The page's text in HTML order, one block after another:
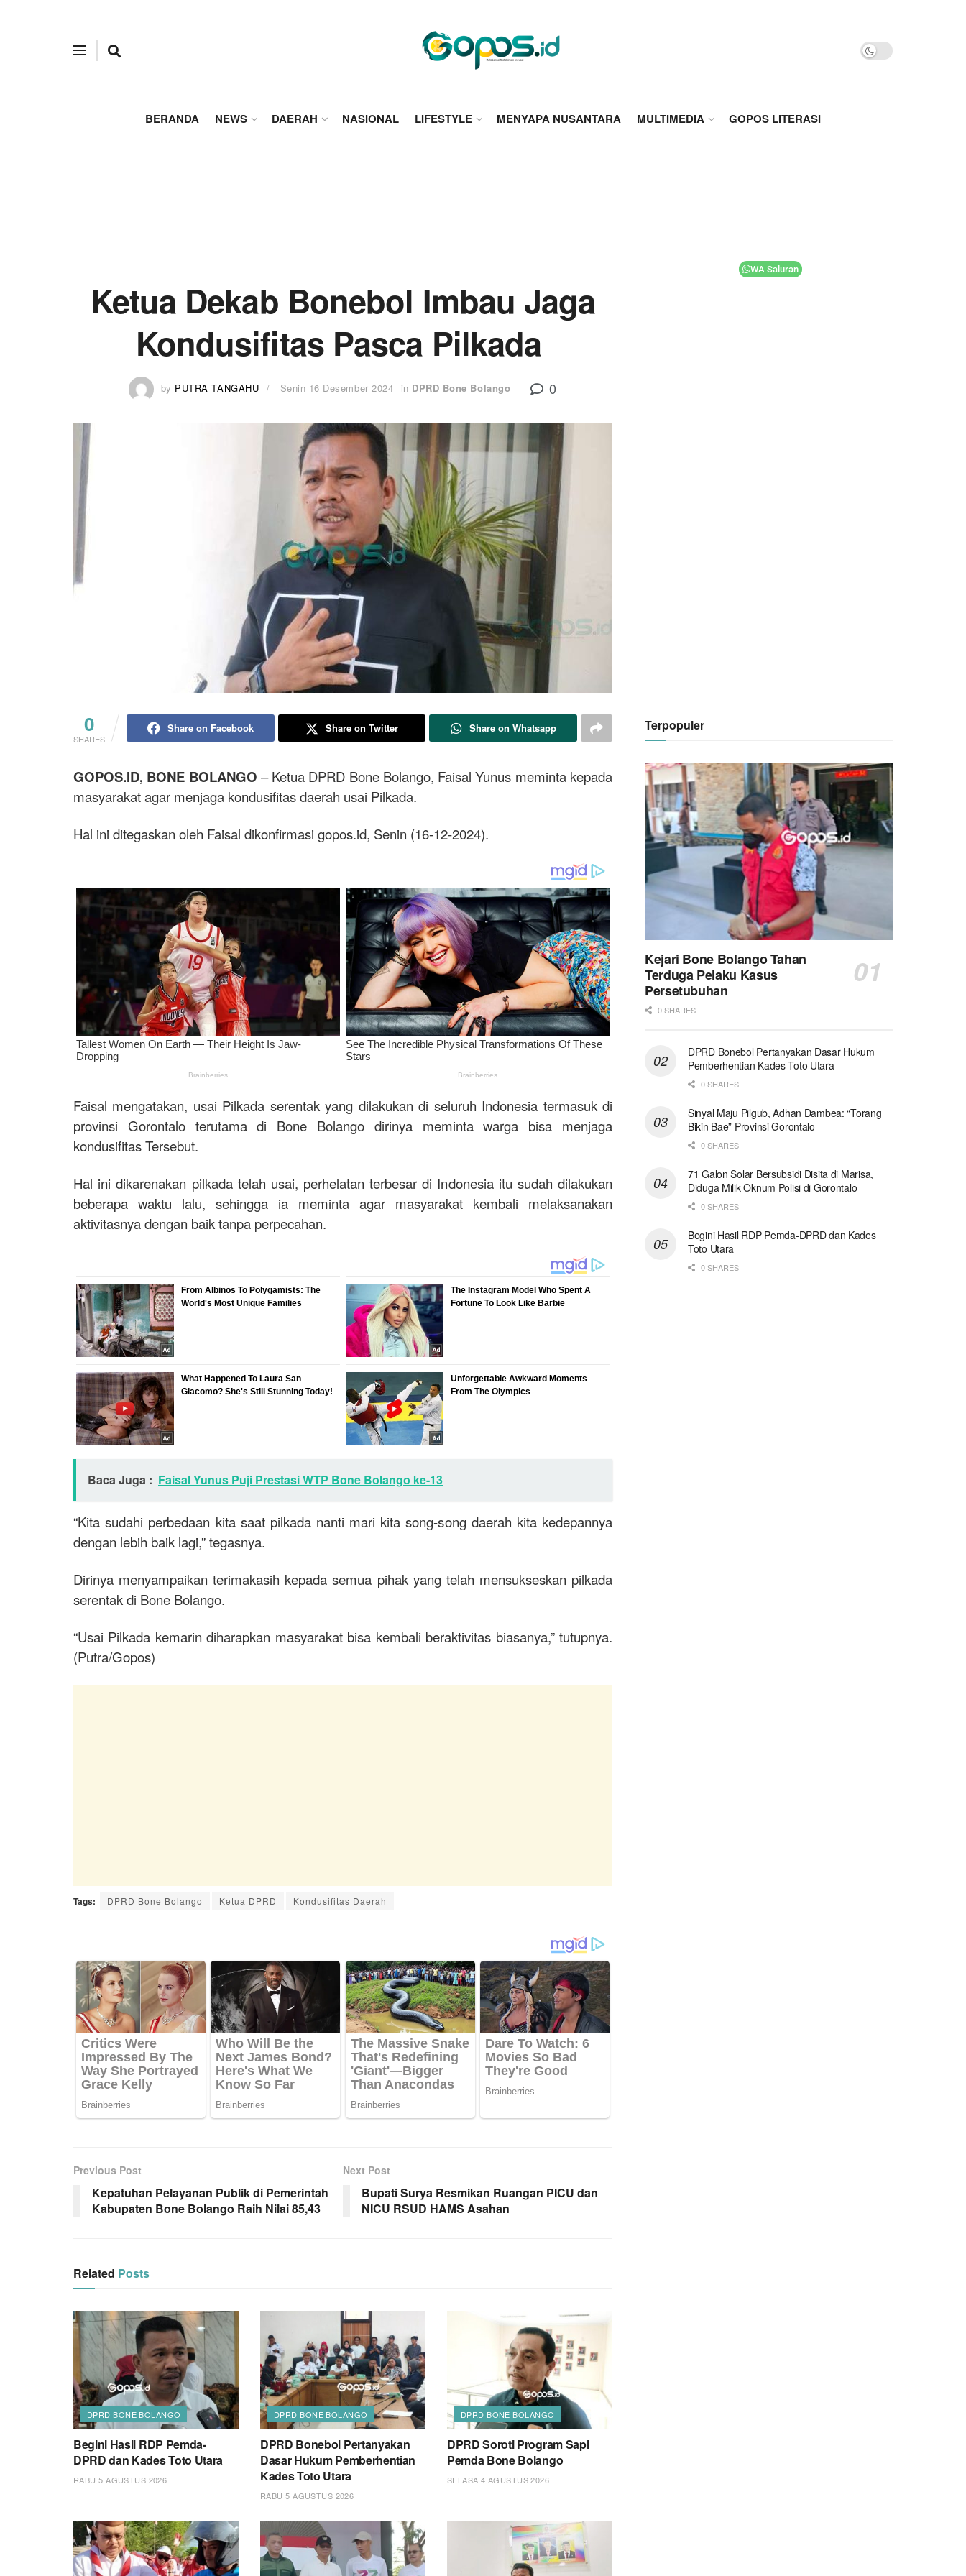
BERANDA NEWS DAERAH NASIONAL LIFESTYLE MENYAPA NUSANTARA MULTIMEDIA GOPOS LITERASI
Ketua Dekab Bonebol Imbau Jaga
Kondusifitas Pasca Pilkada
by PUTRA TANGAHU Senin 16 Desember 2024 in DPRD Bone Bolango 0
0
SHARES
Share on Facebook Share on Twitter Share on Whatsapp
GOPOS.ID, BONE BOLANGO – Ketua DPRD Bone Bolango, Faisal Yunus meminta kepada
masyarakat agar menjaga kondusifitas daerah usai Pilkada.
Hal ini ditegaskan oleh Faisal dikonfirmasi gopos.id, Senin (16-12-2024).
Faisal mengatakan, usai Pilkada serentak yang dilakukan di seluruh Indonesia termasuk di
provinsi Gorontalo terutama di Bone Bolango dirinya meminta warga bisa menjaga
kondusifitas Tersebut.
Hal ini dikarenakan pilkada telah usai, perhelatan terbesar di Indonesia itu sudah dilakukan
beberapa waktu lalu, sehingga ia meminta agar masyarakat kembali melaksanakan
aktivitasnya dengan baik tanpa perpecahan.
Baca Juga : Faisal Yunus Puji Prestasi WTP Bone Bolango ke-13
“Kita sudahi perbedaan kita saat pilkada nanti mari kita song-song daerah kita kedepannya
dengan lebih baik lagi,” tegasnya.
Dirinya menyampaikan terimakasih kepada semua pihak yang telah mensukseskan pilkada
serentak di Bone Bolango.
“Usai Pilkada kemarin diharapkan masyarakat bisa kembali beraktivitas biasanya,” tutupnya.
(Putra/Gopos)
Tags: DPRD Bone Bolango Ketua DPRD Kondusifitas Daerah
Previous Post
Kepatuhan Pelayanan Publik di Pemerintah
Kabupaten Bone Bolango Raih Nilai 85,43
Next Post
Bupati Surya Resmikan Ruangan PICU dan
NICU RSUD HAMS Asahan
Related Posts
DPRD BONE BOLANGO
Begini Hasil RDP Pemda-
DPRD dan Kades Toto Utara
RABU 5 AGUSTUS 2026
DPRD BONE BOLANGO
DPRD Bonebol Pertanyakan
Dasar Hukum Pemberhentian
Kades Toto Utara
RABU 5 AGUSTUS 2026
DPRD BONE BOLANGO
DPRD Soroti Program Sapi
Pemda Bone Bolango
SELASA 4 AGUSTUS 2026
Terpopuler
Kejari Bone Bolango Tahan
Terduga Pelaku Kasus
Persetubuhan
0 SHARES
DPRD Bonebol Pertanyakan Dasar Hukum
Pemberhentian Kades Toto Utara
0 SHARES
Sinyal Maju Pilgub, Adhan Dambea: “Torang
Bikin Bae” Provinsi Gorontalo
0 SHARES
71 Galon Solar Bersubsidi Disita di Marisa,
Diduga Milik Oknum Polisi di Gorontalo
0 SHARES
Begini Hasil RDP Pemda-DPRD dan Kades
Toto Utara
0 SHARES
WA Saluran